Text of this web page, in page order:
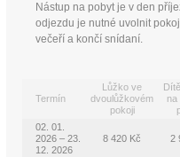
Nástup na pobyt je v den
odjezdu je nutné uvolnit
večeří a končí snídaní.
Termín
Lůžko ve
dvoulůžkovém
pokoji
na
02. 01.
2026 – 23.
12. 2026
8 420 Kč 2